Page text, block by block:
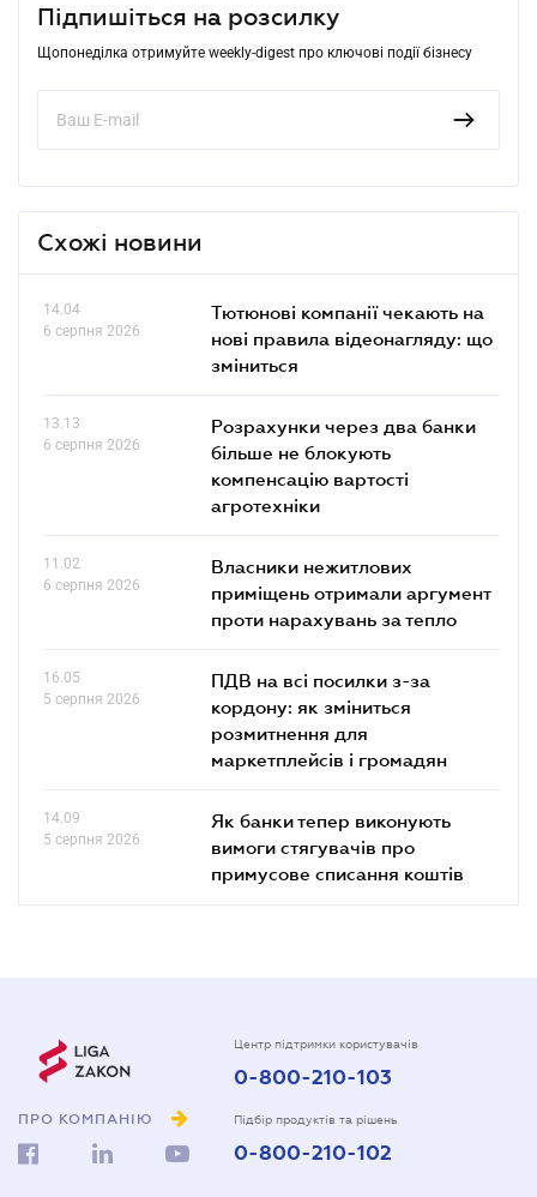
Підпишіться на розсилку
Щопонеділка отримуйте weekly-digest про ключові події бізнесу
Схожі новини
14.04
6 серпня 2026
Тютюнові компанії чекають на
нові правила відеонагляду: що
зміниться
13.13
6 серпня 2026
Розрахунки через два банки
більше не блокують
компенсацію вартості
агротехніки
11.02
6 серпня 2026
Власники нежитлових
приміщень отримали аргумент
проти нарахувань за тепло
16.05
5 серпня 2026
ПДВ на всі посилки з-за
кордону: як зміниться
розмитнення для
маркетплейсів і громадян
14.09
5 серпня 2026
Як банки тепер виконують
вимоги стягувачів про
примусове списання коштів
ПРО КОМПАНІЮ
Центр підтримки користувачів
0-800-210-103
Підбір продуктів та рішень
0-800-210-102